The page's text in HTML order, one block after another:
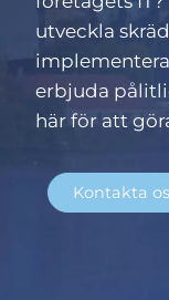
utveckla
erbjuda
här för att
Kontakta